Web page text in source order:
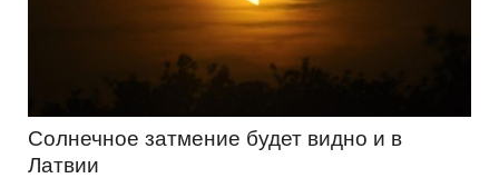
Солнечное затмение будет видно и в
Латвии